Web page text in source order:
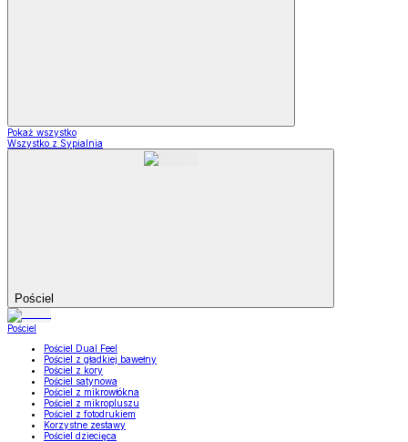
Pokaż wszystko
Wszystko z Sypialnia
Pościel
Pościel
Pościel Dual Feel
Pościel z gładkiej bawełny
Pościel z kory
Pościel satynowa
Pościel z mikrowłókna
Pościel z mikropluszu
Pościel z fotodrukiem
Korzystne zestawy
Pościel dziecięca